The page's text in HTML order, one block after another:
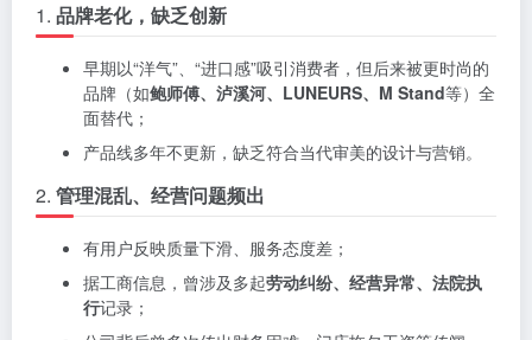
1. 品牌老化，缺乏创新
早期以“洋气”、“进口感”吸引消费者，但后来被更时尚的
品牌（如鲍师傅、泸溪河、LUNEURS、M Stand等）全
面替代；
产品线多年不更新，缺乏符合当代审美的设计与营销。
2. 管理混乱、经营问题频出
有用户反映质量下滑、服务态度差；
据工商信息，曾涉及多起劳动纠纷、经营异常、法院执
行记录；